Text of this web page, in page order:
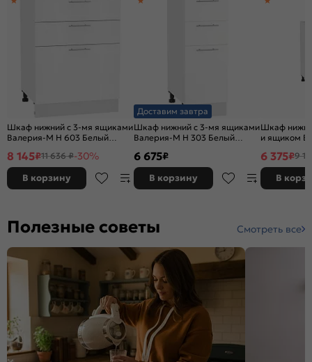
Шкаф нижний с 3-мя ящиками
Валерия-М Н 603 Белый
8 145₽11 636 ₽-30%
В корзину
Доставим завтра
Шкаф нижний с 3-мя ящиками
Валерия-М Н 303 Белый
6 675₽
В корзину
Шкаф
и ящиком
светлый-
6 375₽9
В
Полезные советы Смотреть все